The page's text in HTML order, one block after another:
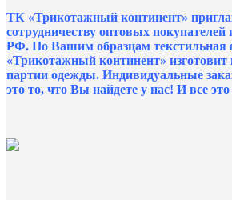
ТК «Трикотажный континент»
сотрудничеству оптовых покупателей
РФ. По Вашим образцам текстильная
«Трикотажный континент»
партии одежды. Индивидуальные
это то, что Вы найдете у нас! И все